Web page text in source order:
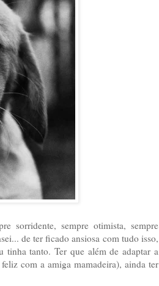
sorridente, sempre otimista, sempre
de ter ficado ansiosa com tudo isso,
tinha tanto. Ter que além de adaptar a
com a amiga mamadeira), ainda ter